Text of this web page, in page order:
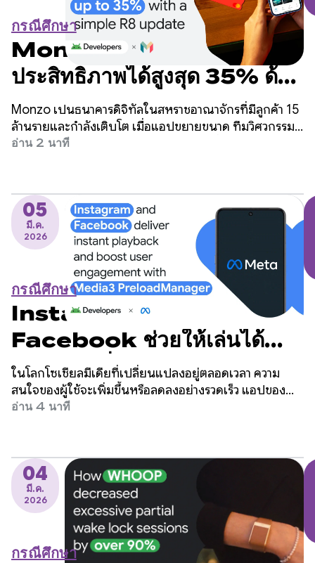
กรณีศึกษา
Monzo เพิ่มเมตริก
ประสิทธิภาพได้สูงสุด 35% ด้วย
การอัปเดต R8 แบบง่ายๆ
Monzo เป็นธนาคารดิจิทัลในสหราชอาณาจักรที่มีลูกค้า 15
ล้านรายและกำลังเติบโต เมื่อแอปขยายขนาด ทีมวิศวกรรม
พบว่าเวลาเริ่มต้นของแอปเป็นส่วนสำคัญที่ควรปรับปรุง แต่
อ่าน 2 นาที
05
มี.ค.
2026
กรณีศึกษา
Instagram และ
Facebook ช่วยให้เล่นได้
ทันทีและเพิ่มการมีส่วนร่วมของผู้
ใช้ด้วย Media3
ในโลกโซเชียลมีเดียที่เปลี่ยนแปลงอยู่ตลอดเวลา ความ
สนใจของผู้ใช้จะเพิ่มขึ้นหรือลดลงอย่างรวดเร็ว แอปของ
Meta (Facebook และ Instagram) เป็นหนึ่งใน
อ่าน 4 นาที
04
มี.ค.
2026
กรณีศึกษา